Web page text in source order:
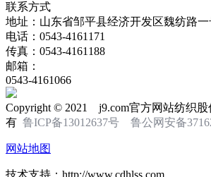
联系方式
地址：山东省邹平县经济开发区魏纺路一
电话：0543-4161171
传真：0543-4161188
邮箱：
0543-4161066
Copyright © 2021 j9.com官方网站纺织
有 鲁ICP备13012637号 鲁公网安备
网站地图